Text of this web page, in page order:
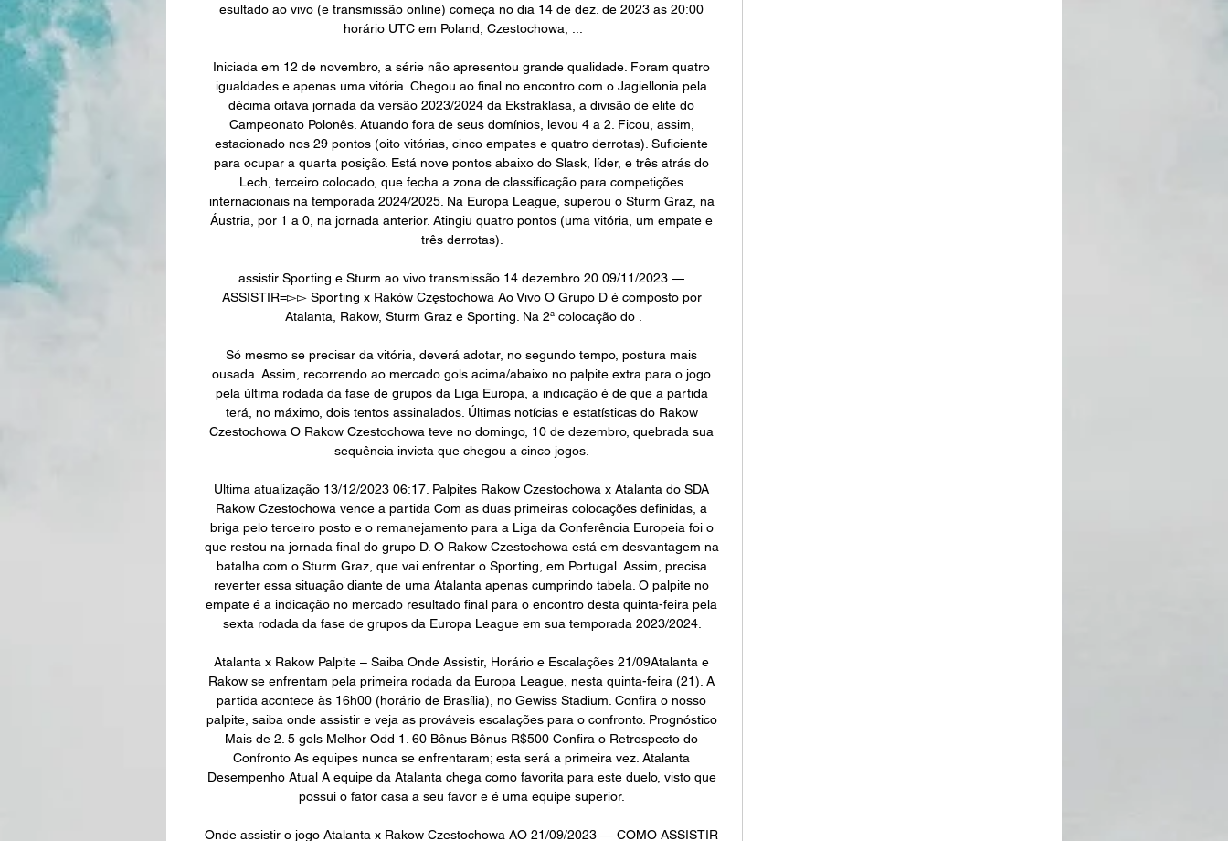
esultado ao vivo (e transmissão online) começa no dia 14 de dez. de 2023 as 20:00
horário UTC em Poland, Czestochowa, ...
Iniciada em 12 de novembro, a série não apresentou grande qualidade. Foram quatro
igualdades e apenas uma vitória. Chegou ao final no encontro com o Jagiellonia pela
décima oitava jornada da versão 2023/2024 da Ekstraklasa, a divisão de elite do
Campeonato Polonês. Atuando fora de seus domínios, levou 4 a 2. Ficou, assim,
estacionado nos 29 pontos (oito vitórias, cinco empates e quatro derrotas). Suficiente
para ocupar a quarta posição. Está nove pontos abaixo do Slask, líder, e três atrás do
Lech, terceiro colocado, que fecha a zona de classificação para competições
internacionais na temporada 2024/2025. Na Europa League, superou o Sturm Graz, na
Áustria, por 1 a 0, na jornada anterior. Atingiu quatro pontos (uma vitória, um empate e
três derrotas).
assistir Sporting e Sturm ao vivo transmissão 14 dezembro 20 09/11/2023 —
ASSISTIR=▻▻ Sporting x Raków Częstochowa Ao Vivo O Grupo D é composto por
Atalanta, Rakow, Sturm Graz e Sporting. Na 2ª colocação do .
Só mesmo se precisar da vitória, deverá adotar, no segundo tempo, postura mais
ousada. Assim, recorrendo ao mercado gols acima/abaixo no palpite extra para o jogo
pela última rodada da fase de grupos da Liga Europa, a indicação é de que a partida
terá, no máximo, dois tentos assinalados. Últimas notícias e estatísticas do Rakow
Czestochowa O Rakow Czestochowa teve no domingo, 10 de dezembro, quebrada sua
sequência invicta que chegou a cinco jogos.
Ultima atualização 13/12/2023 06:17. Palpites Rakow Czestochowa x Atalanta do SDA
Rakow Czestochowa vence a partida Com as duas primeiras colocações definidas, a
briga pelo terceiro posto e o remanejamento para a Liga da Conferência Europeia foi o
que restou na jornada final do grupo D. O Rakow Czestochowa está em desvantagem na
batalha com o Sturm Graz, que vai enfrentar o Sporting, em Portugal. Assim, precisa
reverter essa situação diante de uma Atalanta apenas cumprindo tabela. O palpite no
empate é a indicação no mercado resultado final para o encontro desta quinta-feira pela
sexta rodada da fase de grupos da Europa League em sua temporada 2023/2024.
Atalanta x Rakow Palpite – Saiba Onde Assistir, Horário e Escalações 21/09Atalanta e
Rakow se enfrentam pela primeira rodada da Europa League, nesta quinta-feira (21). A
partida acontece às 16h00 (horário de Brasília), no Gewiss Stadium. Confira o nosso
palpite, saiba onde assistir e veja as prováveis escalações para o confronto. Prognóstico
Mais de 2. 5 gols Melhor Odd 1. 60 Bônus Bônus R$500 Confira o Retrospecto do
Confronto As equipes nunca se enfrentaram; esta será a primeira vez. Atalanta
Desempenho Atual A equipe da Atalanta chega como favorita para este duelo, visto que
possui o fator casa a seu favor e é uma equipe superior.
Onde assistir o jogo Atalanta x Rakow Czestochowa AO 21/09/2023 — COMO ASSISTIR